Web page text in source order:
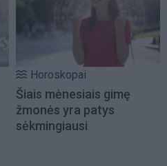
Horoskopai
Šiais mėnesiais gimę
žmonės yra patys
sėkmingiausi